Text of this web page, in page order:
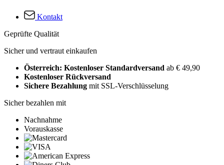
Kontakt
Geprüfte Qualität
Sicher und vertraut einkaufen
Österreich: Kostenloser Standardversand ab € 49,90
Kostenloser Rückversand
Sichere Bezahlung mit SSL-Verschlüsselung
Sicher bezahlen mit
Nachnahme
Vorauskasse